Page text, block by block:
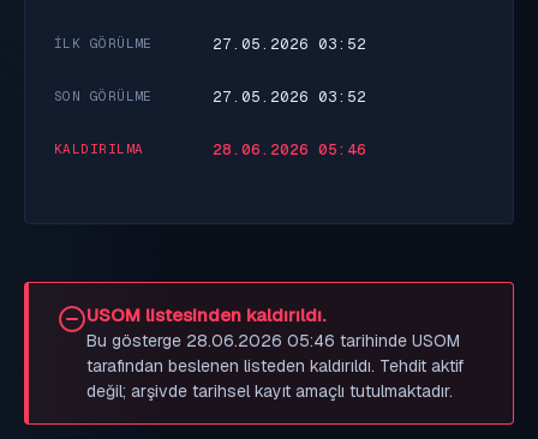
İLK GÖRÜLME 27.05.2026 03:52
SON GÖRÜLME 27.05.2026 03:52
KALDIRILMA 28.06.2026 05:46
USOM listesinden kaldırıldı.
Bu gösterge 28.06.2026 05:46 tarihinde USOM
tarafından beslenen listeden kaldırıldı. Tehdit aktif
değil; arşivde tarihsel kayıt amaçlı tutulmaktadır.